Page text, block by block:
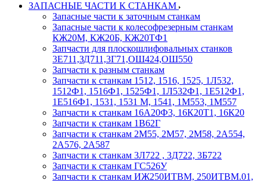
ЗАПАСНЫЕ ЧАСТИ К СТАНКАМ
Запасные части к заточным станкам
Запасные части к колесофрезерным станкам
КЖ20М, КЖ20Б, КЖ20ТФ1
Запчасти для плоскошлифовальных станков
3Е711,ЗД711,3Г71,ОШ424,ОШ550
Запчасти к разным станкам
Запчасти к станкам 1512, 1516, 1525, 1Л532,
1512Ф1, 1516Ф1, 1525Ф1, 1Л532Ф1, 1Е512Ф1,
1Е516Ф1, 1531, 1531 М, 1541, 1М553, 1М557
Запчасти к станкам 16А20Ф3, 16К20Т1, 16К20
Запчасти к станкам 1В62Г
Запчасти к станкам 2М55, 2М57, 2М58, 2А554,
2А576, 2А587
Запчасти к станкам 3Л722 , 3Д722, 3Б722
Запчасти к станкам ГС526У
Запчасти к станкам ИЖ250ИТВМ, 250ИТВМ.01,